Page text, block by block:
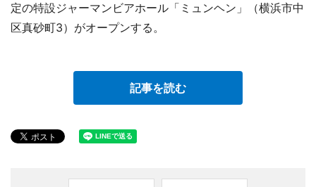
定の特設ジャーマンビアホール「ミュンヘン」（横浜市中
区真砂町3）がオープンする。
記事を読む